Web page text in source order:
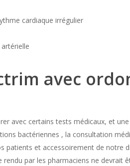
cardiaque irrégulier
avec
avec certains tests médicaux, et
bactériennes , la consultation
patients et accessoirement de notre
rendu par les pharmaciens ne